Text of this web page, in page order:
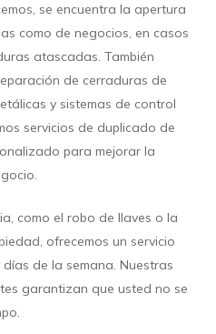
se encuentra la apertura
como de negocios, en casos
atascadas. También
de cerraduras de
y sistemas de control
servicios de duplicado de
para mejorar la
como el robo de llaves o la
ofrecemos un servicio
de la semana. Nuestras
garantizan que usted no se